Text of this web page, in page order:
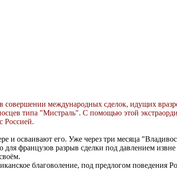
совершении международных сделок, идущих
типа "Мистраль". С помощью этой
Россией.
и осваивают его. Уже через три месяца
для французов разрыв сделки под давлением
благоволение, под предлогом поведения